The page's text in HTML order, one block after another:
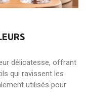
délicatesse, offrant
qui ravissent les
utilisés pour